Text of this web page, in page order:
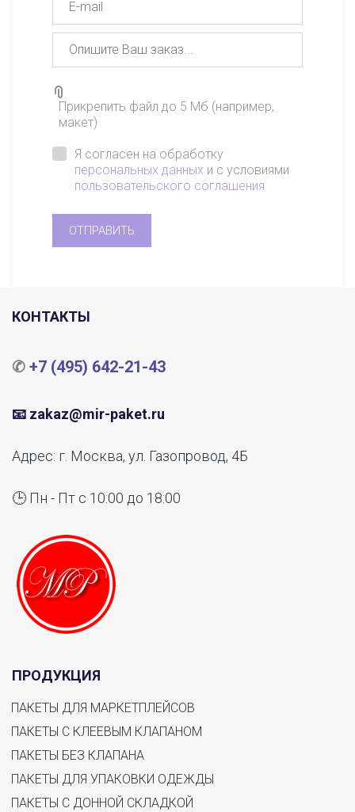
Прикрепить файл до 5 Мб (например,
макет)
Я согласен на обработку
персональных данных и с условиями
пользовательского соглашения
ОТПРАВИТЬ
КОНТАКТЫ
✆ +7 (495) 642-21-43
📧 zakaz@mir-paket.ru
Адрес: г. Москва, ул. Газопровод, 4Б
🕒 Пн - Пт с 10:00 до 18:00
ПРОДУКЦИЯ
ПАКЕТЫ ДЛЯ МАРКЕТПЛЕЙСОВ
ПАКЕТЫ С КЛЕЕВЫМ КЛАПАНОМ
ПАКЕТЫ БЕЗ КЛАПАНА
ПАКЕТЫ ДЛЯ УПАКОВКИ ОДЕЖДЫ
ПАКЕТЫ С ДОННОЙ СКЛАДКОЙ